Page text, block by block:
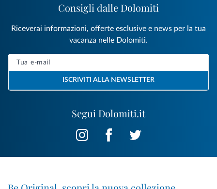
Segui Dolomiti.it
Consigli dalle Dolomiti
Riceverai informazioni, offerte esclusive e news per la tua
vacanza nelle Dolomiti.
ISCRIVITI ALLA NEWSLETTER